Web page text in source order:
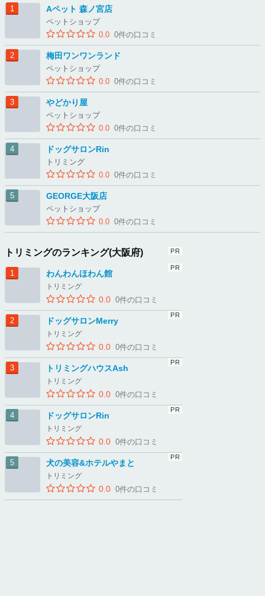
Aペット 森ノ宮店
ペットショップ
0.0 0件の口コミ
梅田ワンワンランド
ペットショップ
0.0 0件の口コミ
やどかり屋
ペットショップ
0.0 0件の口コミ
ドッグサロンRin
トリミング
0.0 0件の口コミ
GEORGE大阪店
ペットショップ
0.0 0件の口コミ
トリミングのランキング(大阪府)
わんわんほわん館
トリミング
0.0 0件の口コミ
ドッグサロンMerry
トリミング
0.0 0件の口コミ
トリミングハウスAsh
トリミング
0.0 0件の口コミ
ドッグサロンRin
トリミング
0.0 0件の口コミ
犬の美容&ホテルやまと
トリミング
0.0 0件の口コミ